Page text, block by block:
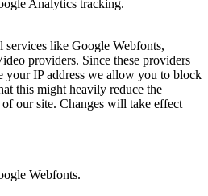
Analytics tracking.
services like Google Webfonts,
providers. Since these providers
your IP address we allow you to block
this might heavily reduce the
our site. Changes will take effect
Webfonts.